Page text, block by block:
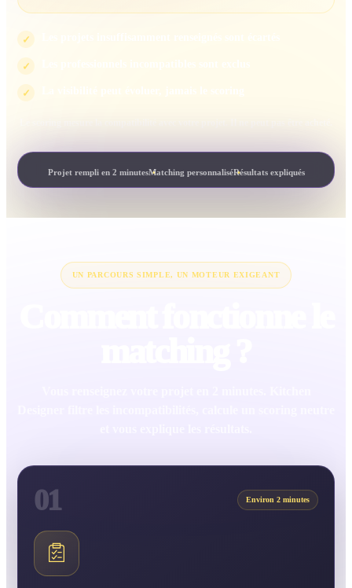
✓
✓
✓
Projet rempli en 2 minutesMatching personnaliséRésultats expliqués
UN PARCOURS SIMPLE, UN MOTEUR EXIGEANT
01 Environ 2 minutes